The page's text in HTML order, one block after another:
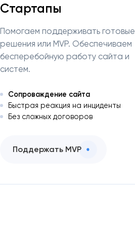
Стартапы
Помогаем поддерживать готовые
решения или MVP. Обеспечиваем
бесперебойную работу сайта и
систем.
Сопровождение сайта
Быстрая реакция на инциденты
Без сложных договоров
Поддержать MVP